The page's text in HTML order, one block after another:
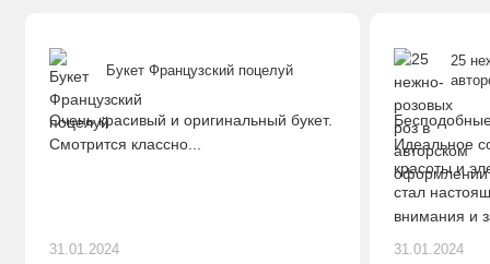
Букет Французский поцелуй
Очень красивый и оригинальный букет.
Смотрится классно...
31.01.2024
25
Идеальное
красоты и
стал
внимания и
качество и
31.01.2024